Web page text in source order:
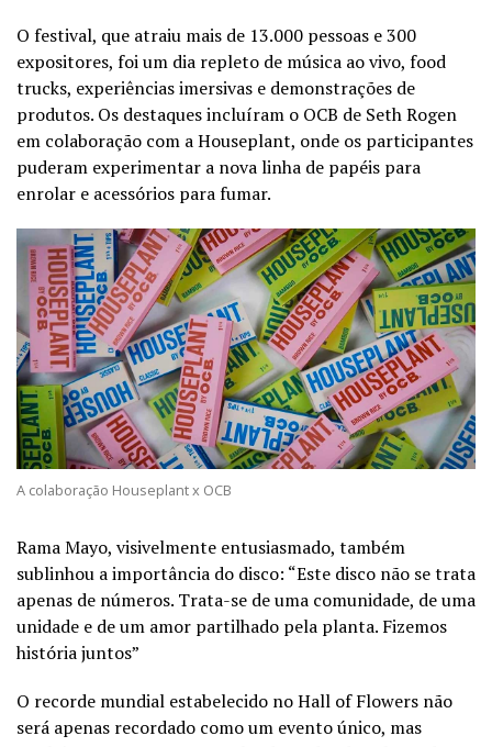
O festival, que atraiu mais de 13.000 pessoas e 300
expositores, foi um dia repleto de música ao vivo, food
trucks, experiências imersivas e demonstrações de
produtos. Os destaques incluíram o OCB de Seth Rogen
em colaboração com a Houseplant, onde os participantes
puderam experimentar a nova linha de papéis para
enrolar e acessórios para fumar.
A colaboração Houseplant x OCB
Rama Mayo, visivelmente entusiasmado, também
sublinhou a importância do disco: “Este disco não se trata
apenas de números. Trata-se de uma comunidade, de uma
unidade e de um amor partilhado pela planta. Fizemos
história juntos”
O recorde mundial estabelecido no Hall of Flowers não
será apenas recordado como um evento único, mas